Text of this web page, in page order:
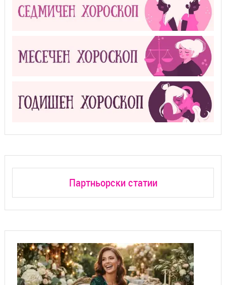
Партньорски статии